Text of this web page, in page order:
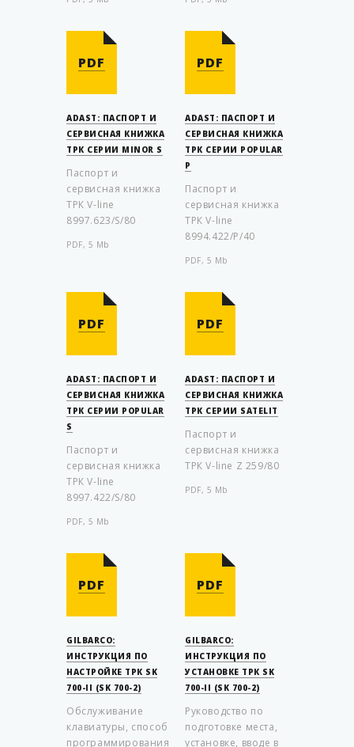
PDF
ADAST: ПАСПОРТ И
СЕРВИСНАЯ КНИЖКА
ТРК СЕРИИ MINOR S
Паспорт и
сервисная книжка
ТРК V-line
8997.623/S/80
PDF, 5 Mb
PDF
ADAST: ПАСПОРТ И
СЕРВИСНАЯ КНИЖКА
ТРК СЕРИИ POPULAR
P
Паспорт и
сервисная книжка
ТРК V-line
8994.422/P/40
PDF, 5 Mb
PDF
ADAST: ПАСПОРТ И
СЕРВИСНАЯ КНИЖКА
ТРК СЕРИИ POPULAR
S
Паспорт и
сервисная книжка
ТРК V-line
8997.422/S/80
PDF, 5 Mb
PDF
ADAST: ПАСПОРТ И
СЕРВИСНАЯ КНИЖКА
ТРК СЕРИИ SATELIT
Паспорт и
сервисная книжка
ТРК V-line Z 259/80
PDF, 5 Mb
PDF
GILBARCO:
ИНСТРУКЦИЯ ПО
НАСТРОЙКЕ ТРК SK
700-II (SK 700-2)
Обслуживание
клавиатуры, способ
программирования
PDF
GILBARCO:
ИНСТРУКЦИЯ ПО
УСТАНОВКЕ ТРК SK
700-II (SK 700-2)
Руководство по
подготовке места,
установке, вводе в